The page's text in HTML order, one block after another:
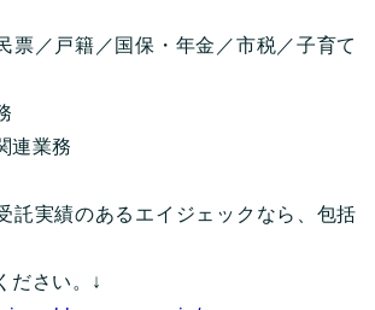
票／戸籍／国保・年金／市税／子育て
連業務
託実績のあるエイジェックなら、包括
ださい。↓